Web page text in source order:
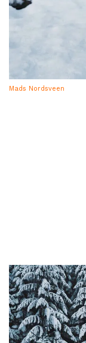
Mads Nordsveen